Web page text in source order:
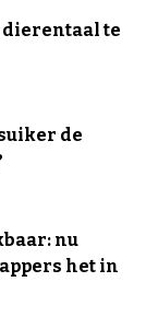
dierentaal te
de
nu
het in